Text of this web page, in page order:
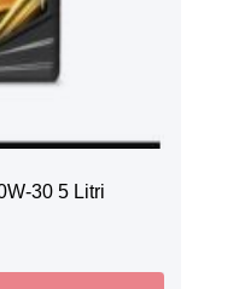
30 5 Litri